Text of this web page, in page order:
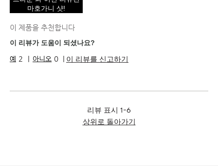
마호가니 샷!
이 제품을 추천합니다
이 리뷰가 도움이 되셨나요?
2 0 이 리뷰를 신고하기
리뷰 표시 1-6
상위로 돌아가기